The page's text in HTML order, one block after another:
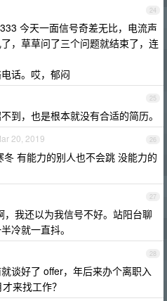
24
今天一面信号奇差无比，电流声
，草草问了三个问题就结束了，连
话。哎，郁闷
25
到，也是根本就没有合适的简历。
26
20, 2019
有能力的别人也不会跳 没能力的
27
，我还以为我信号不好。站阳台聊
冷就一直抖。
28
谈好了 offer，年后来办个离职入
来找工作？